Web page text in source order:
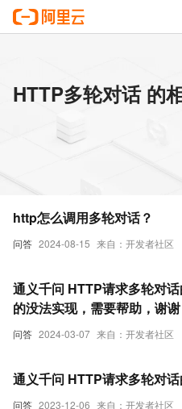
HTTP多轮对话 的
问答 2024-08-15 来自：开发者社区
http怎么调用多轮对话？
问答 2024-03-07 来自：开发者社区
通义千问 HTTP请求多轮对
的没法实现，需要帮助，谢谢
问答 2023-12-06 来自：开发者社区
通义千问 HTTP请求多轮对